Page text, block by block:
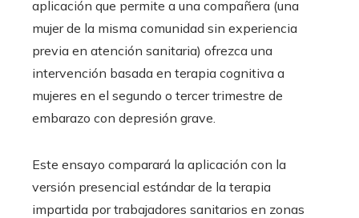
aplicación que permite a una compañera (una
mujer de la misma comunidad sin experiencia
previa en atención sanitaria) ofrezca una
intervención basada en terapia cognitiva a
mujeres en el segundo o tercer trimestre de
embarazo con depresión grave.
Este ensayo comparará la aplicación con la
versión presencial estándar de la terapia
impartida por trabajadores sanitarios en zonas